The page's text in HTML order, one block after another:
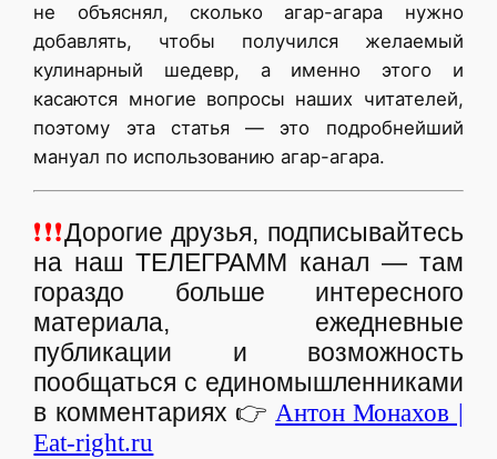
не объяснял, сколько агар-агара нужно
добавлять, чтобы получился желаемый
кулинарный шедевр, а именно этого и
касаются многие вопросы наших читателей,
поэтому эта статья — это подробнейший
мануал по использованию агар-агара.
❗❗❗Дорогие друзья, подписывайтесь
на наш ТЕЛЕГРАММ канал — там
гораздо больше интересного
материала, ежедневные
публикации и возможность
пообщаться с единомышленниками
в комментариях 👉Антон Монахов |
Eat-right.ru